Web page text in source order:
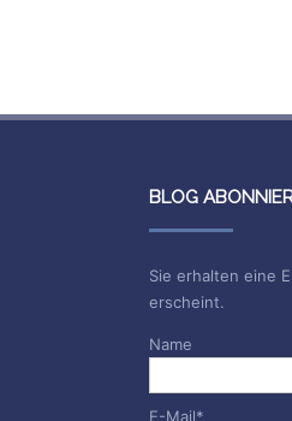
BLOG
Sie erhalten eine
erscheint.
Name
E-Mail*